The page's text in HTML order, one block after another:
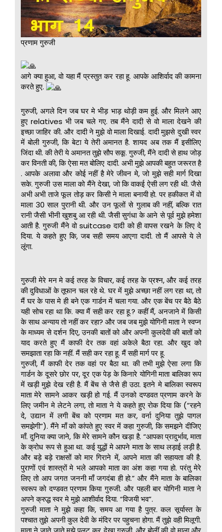
प्रणाम गुरुजी
आगे क्या हुआ, वो यहा मैं प्रस्तुत कर रहा हू. आपके आशिर्वाद की कामना
करते हुए.
गुरुजी, अगले दिन जब घर मे भीड़ भाड़ थोड़ी कम हुई. और मिलने आए
हुए relatives भी जब चले गए. तब मैंने दादी से वो माला देखने की
इच्छा जाहिर की. और दादी ने मुझे वो माला दिखाई. दादी मुझसे दुखी स्वर
में बोली गुरुजी, कि बेटा ये तेरी अमानत है. शायद अब तक मैं इसीलिए
जिंदा थी. की तेरी ये अमानत तुझे सौप सकू. गुरुजी, मैंने दादी से हाथ जोड़
कर विनती की, कि ऐसा मत बोलिए दादी. अभी मुझे आपकी बहुत जरूरत है
. आपके अलावा और कोई नहीं है मेरे जीवन मे, जो मुझे सही मार्ग दिखा
सके. गुरुजी उस माला को मैंने देखा, जो कि वाकई ऐसी लग रही थी. जैसे
अभी अभी ताजे फूल तोड़ कर किसी ने माला बनायी हो. पर हकीकत में वो
माला 30 साल पुरानी थी. और उन फूलों से गुलाब की नहीं, बल्कि रात
रानी जैसी भीनी खुशबु आ रही थी. जैसी सुगंधा के आने से पूर्व मुझे हमेशा
आती है. गुरुजी मैंने वो suitcase दादी को ही वापस रखने के लिए दे
दिया. ये कहते हुए कि, जब सही समय आएगा दादी. तो मैं आपसे ये ले
लूंगा.
गुरुजी मेरे मन मे कई तरह के विचार, कई तरह के प्रश्न, और कई तरह
की दुविधाओं के तूफान चल रहे थे. घर में मुझे अच्छा नहीं लग रहा था, तो
मैं घर के पास मे ही बने एक गार्डन में चला गया. और एक बेंच पर बैठे बैठे
यही सोच रहा था कि. क्या मैं सही कर रहा हू.? कहीं मैं, अनजाने में किसी
के साथ अन्याय तो नहीं कर रहा? और जब जब मुझे योगिनी माता ने स्वप्न
के माध्यम से दर्शन दिए, उनकी बातों को और अपनी कुलदेवी की बातों को
याद करते हुए मैं काफी देर तक वहां अकेले बैठा रहा. और खुद को
समझाता रहा कि नहीं. मैं सही कर रहा हू. मैं सही मार्ग पर हू.
गुरुजी, मैं काफी देर तक वहां पर बैठा था. की तभी मुझे ऐसा लगा कि
गार्डन के दूसरे छोर पर, दूर एक पेड़ के किनारे योगिनी माता बालिका रूप
में खड़ी मुझे देख रही है. मैं बेंच से जैसे ही उठा. इतने मे बालिका स्वरूप
माता मेरे सामने आकर खड़ी हो गई. मैं उनको दण्डवत प्रणाम करने के
लिए जमीन मे लेटने लगा, तो माता ने ये कहते हुए रोक दिया कि (“रहने
दे, उद्यान में लगी बेंच को प्रणाम मत कर, वर्ना दुनिया तुझे पागल
समझेगी”). मैंने माँ को कांपते हुए स्वर में कहा गुरुजी, कि समझने दीजिए
माँ. दुनिया क्या जाने, कि मेरे सामने कौन खड़ा है. “आपका प्रादुर्भाव, माता
के क्रोध रूप से हुआ था. कई युद्धों मे आपने माता के साथ लड़ाई लड़ी है.
और बड़े बड़े राक्षसों को मार गिराने में, आपने माता की सहायता की है.
पुराणों एवं शास्त्रों मे भले आपको माता का अंश कहा गया हो. परंतु मेरे
लिए तो आप जगत जननी माँ जगदंबा ही हो.” और मैंने माता के बालिका
स्वरूप को दण्डवत प्रणाम किया गुरुजी. और पहली बार योगिनी माता ने
अपने क्रुद्ध स्वर मे मुझे आशीर्वाद दिया. “विजयी भव”.
गुरुजी माता ने मुझे कहा कि, समय आ गया है पुत्र. कल सूर्यास्त के
पश्चात तुझे अपनी कुल देवी के मंदिर पर पहुचना होगा. मैं तुझे वही मिलूगी.